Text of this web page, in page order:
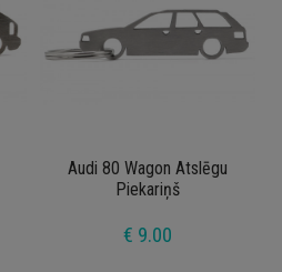
Audi 80 Wagon Atslēgu
Piekariņš
€ 9.00